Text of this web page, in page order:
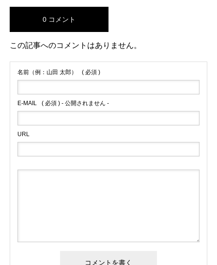
0 コメント
この記事へのコメントはありません。
名前（例：山田 太郎） ( 必須 )
E-MAIL ( 必須 ) - 公開されません -
URL